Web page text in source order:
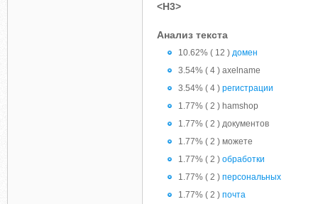
<H3>
Анализ текста
10.62% ( 12 ) домен
3.54% ( 4 ) axelname
3.54% ( 4 ) регистрации
1.77% ( 2 ) hamshop
1.77% ( 2 ) документов
1.77% ( 2 ) можете
1.77% ( 2 ) обработки
1.77% ( 2 ) персональных
1.77% ( 2 ) почта